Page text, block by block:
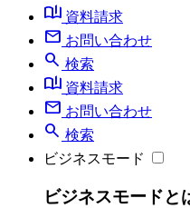
book_ribbon 資料請求
mail お問い合わせ
search 検索
book_ribbon 資料請求
mail お問い合わせ
search 検索
ビジネスモード
ビジネスモードと